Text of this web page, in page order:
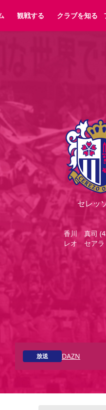
観戦する
サービス
公式アプリ
DAZNで観戦 アウ
クラブを知る
SDGsのゴール インパクトレポート 活
ーク セレッソフットサルパーク長居
セレッソ大阪アカデミー 子供のサ
セレッ
香川 真司 (
レオ セアラ
放送 DAZN